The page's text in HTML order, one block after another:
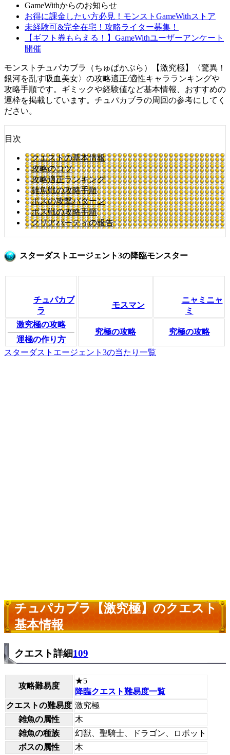
GameWithからのお知らせ
お得に課金したい方必見！モンストGameWithストア
未経験可&完全在宅！攻略ライター募集！
【ギフト券もらえる！】GameWithユーザーアンケート
開催
モンストチュパカブラ（ちゅぱかぶら）【激究極】〈驚異！
銀河を乱す吸血美女〉の攻略適正/適性キャラランキングや
攻略手順です。ギミックや経験値など基本情報、おすすめの
運枠を掲載しています。チュパカブラの周回の参考にしてく
ださい。
目次
クエストの基本情報
攻略のコツ
攻略適正ランキング
雑魚戦の攻略手順
ボスの攻撃パターン
ボス戦の攻略手順
クリアパーティの報告
スターダストエージェント3の降臨モンスター
チュパカブ
ラ
モスマン
ニャミニャ
ミ
激究極の攻略
運極の作り方
究極の攻略 究極の攻略
スターダストエージェント3の当たり一覧
チュパカブラ【激究極】のクエスト
基本情報
クエスト詳細109
攻略難易度
★5
降臨クエスト難易度一覧
クエストの難易度 激究極
雑魚の属性
木
雑魚の種族
幻獣、聖騎士、ドラゴン、ロボット
ボスの属性
木